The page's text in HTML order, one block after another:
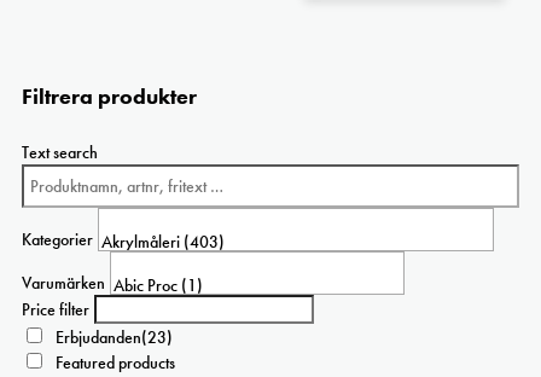
Filtrera produkter
Text search
Kategorier
Varumärken
Price filter
Erbjudanden(23)
Featured products